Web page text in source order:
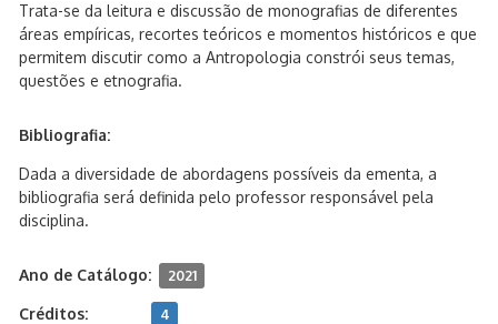
Trata-se da leitura e discussão de monografias de diferentes
áreas empíricas, recortes teóricos e momentos históricos e que
permitem discutir como a Antropologia constrói seus temas,
questões e etnografia.
Bibliografia:
Dada a diversidade de abordagens possíveis da ementa, a
bibliografia será definida pelo professor responsável pela
disciplina.
Ano de Catálogo: 2021
Créditos: 4